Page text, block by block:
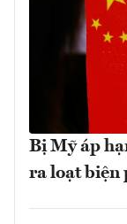
Bị Mỹ áp
ra loạt biện